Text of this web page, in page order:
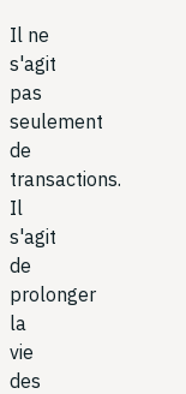
Il ne
s'agit
pas
seulement
de
transactions.
Il
s'agit
de
prolonger
la
vie
des